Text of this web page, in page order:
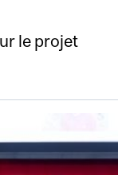
le projet